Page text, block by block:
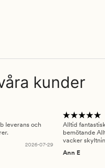
kunder
leverans och
2026-07-29
Alltid
bemötande
vacker
Ann E